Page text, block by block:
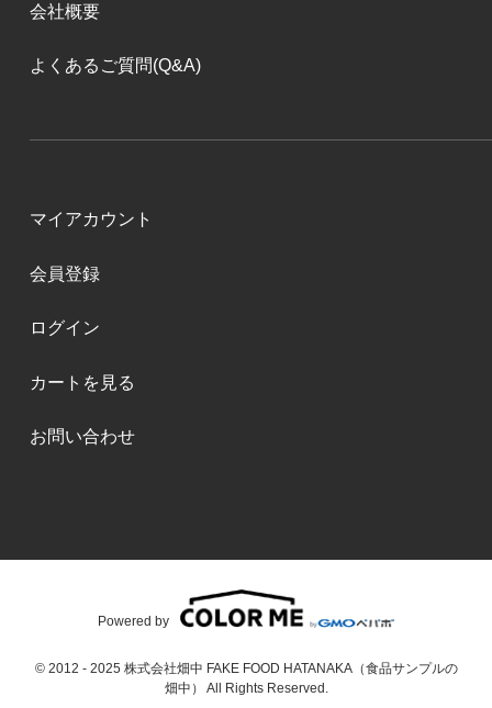
会社概要
よくあるご質問(Q&A)
マイアカウント
会員登録
ログイン
カートを見る
お問い合わせ
© 2012 - 2025 株式会社畑中 FAKE FOOD HATANAKA（食品サンプルの
畑中） All Rights Reserved.
Powered by